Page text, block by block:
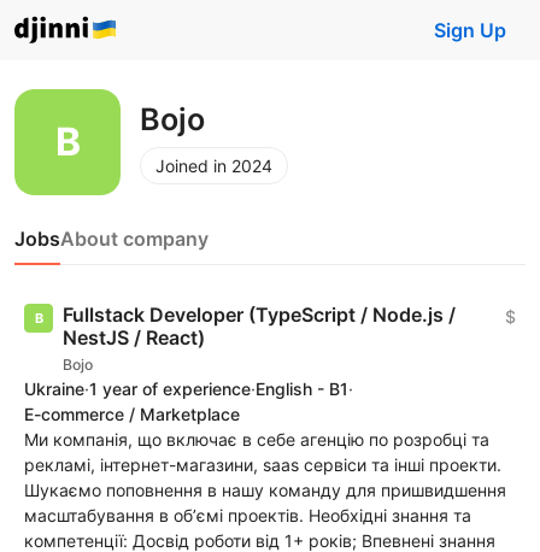
Sign Up
Bojo
Joined in 2024
JobsAbout company
Fullstack Developer (TypeScript / Node.js /
NestJS / React)
Bojo
$
Ukraine·1 year of experience·English - B1·
E-commerce / Marketplace
Ми компанія, що включає в себе агенцію по розробці та
рекламі, інтернет-магазини, saas сервіси та інші проекти.
Шукаємо поповнення в нашу команду для пришвидшення
масштабування в обʼємі проектів. Необхідні знання та
компетенції: Досвід роботи від 1+ років; Впевнені знання